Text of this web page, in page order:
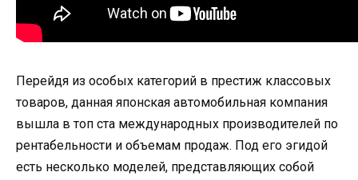
Перейдя из особых категорий в престиж классовых
товаров, данная японская автомобильная компания
вышла в топ ста международных производителей по
рентабельности и объемам продаж. Под его эгидой
есть несколько моделей, представляющих собой